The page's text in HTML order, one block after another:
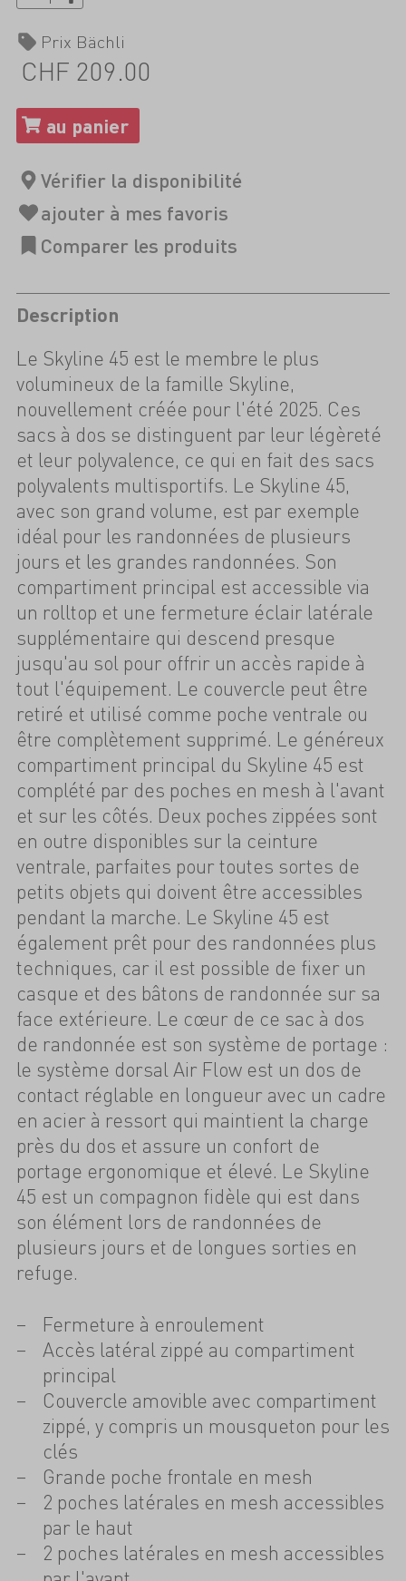
Prix Bächli
CHF 209.00
Description
Le Skyline 45 est le membre le plus
volumineux de la famille Skyline,
nouvellement créée pour l'été 2025. Ces
sacs à dos se distinguent par leur légèreté
et leur polyvalence, ce qui en fait des sacs
polyvalents multisportifs. Le Skyline 45,
avec son grand volume, est par exemple
idéal pour les randonnées de plusieurs
jours et les grandes randonnées. Son
compartiment principal est accessible via
un rolltop et une fermeture éclair latérale
supplémentaire qui descend presque
jusqu'au sol pour offrir un accès rapide à
tout l'équipement. Le couvercle peut être
retiré et utilisé comme poche ventrale ou
être complètement supprimé. Le généreux
compartiment principal du Skyline 45 est
complété par des poches en mesh à l'avant
et sur les côtés. Deux poches zippées sont
en outre disponibles sur la ceinture
ventrale, parfaites pour toutes sortes de
petits objets qui doivent être accessibles
pendant la marche. Le Skyline 45 est
également prêt pour des randonnées plus
techniques, car il est possible de fixer un
casque et des bâtons de randonnée sur sa
face extérieure. Le cœur de ce sac à dos
de randonnée est son système de portage :
le système dorsal Air Flow est un dos de
contact réglable en longueur avec un cadre
en acier à ressort qui maintient la charge
près du dos et assure un confort de
portage ergonomique et élevé. Le Skyline
45 est un compagnon fidèle qui est dans
son élément lors de randonnées de
plusieurs jours et de longues sorties en
refuge.
Fermeture à enroulement
Accès latéral zippé au compartiment
principal
Couvercle amovible avec compartiment
zippé, y compris un mousqueton pour les
clés
Grande poche frontale en mesh
2 poches latérales en mesh accessibles
par le haut
2 poches latérales en mesh accessibles